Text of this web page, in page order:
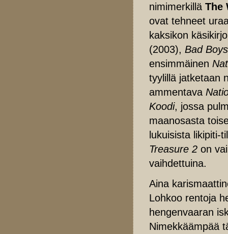
nimimerkillä The
ovat tehneet
kaksikon
(2003), Bad
ensimmäinen
tyylillä jatketaan
ammentava
Koodi, jossa
maanosasta
lukuisista likipiti-
Treasure 2 on
vaihdettuina.
Aina
Lohkoo rentoja
hengenvaaran
Nimekkäämpää